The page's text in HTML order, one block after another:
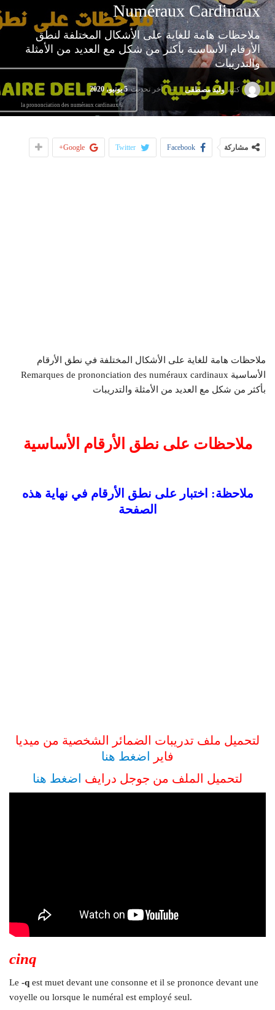
Numéraux Cardinaux
ملاحظات هامة للغاية على الأشكال المختلفة لنطق
الأرقام الأساسية بأكثر من شكل مع العديد من الأمثلة
والتدريبات
كتبه وليد مصطفى آخر تحديث 5 يونيو، 2020
6 la prononciation des numéraux cardinaux
مشاركة Facebook
Twitter
Google+
ملاحظات هامة للغاية على الأشكال المختلفة في نطق الأرقام
الأساسية Remarques de prononciation des numéraux cardinaux
بأكثر من شكل مع العديد من الأمثلة والتدريبات
ملاحظات على نطق الأرقام الأساسية
ملاحظة: اختبار على نطق الأرقام في نهاية هذه
الصفحة
لتحميل ملف تدريبات الضمائر الشخصية من ميديا
فاير
اضغط هنا
لتحميل الملف من جوجل درايف اضغط هنا
cinq
Le -q est muet devant une consonne et il se prononce devant une
voyelle ou lorsque le numéral est employé seul.